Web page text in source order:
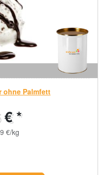
ohne Palmfett
€ *
€/kg